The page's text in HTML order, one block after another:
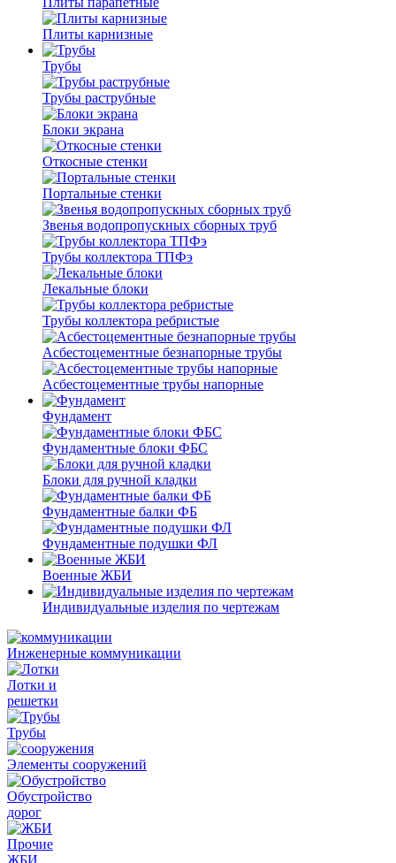
Плиты карнизные
Трубы
Трубы раструбные
Блоки экрана
Откосные стенки
Портальные стенки
Звенья водопропускных сборных труб
Трубы коллектора ТПФэ
Лекальные блоки
Трубы коллектора ребристые
Асбестоцементные безнапорные трубы
Асбестоцементные трубы напорные
Фундамент
Фундаментные блоки ФБС
Блоки для ручной кладки
Фундаментные балки ФБ
Фундаментные подушки ФЛ
Военные ЖБИ
Индивидуальные изделия по чертежам
Инженерные коммуникации
Лотки и
решетки
Трубы
Элементы сооружений
Обустройство
дорог
Прочие